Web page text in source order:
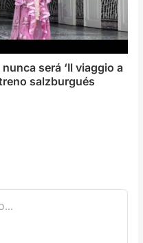
será ‘Il viaggio a
salzburgués